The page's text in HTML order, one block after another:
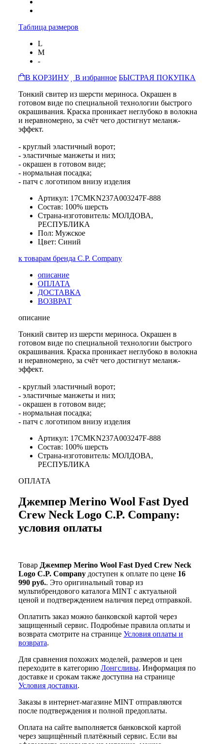
Таблица размеров
L
M
-
В КОРЗИНУ
В избранное БЫСТРАЯ ПОКУПКА
Тонкий свитер из шерсти мериноса. Окрашен в
готовом виде по специальной технологии быстрого
окрашивания. Краска проникает неглубоко в волокна
и неравномерно, за счёт чего достигнут меланж-
эффект.
- круглый эластичный ворот;
- эластичные манжеты и низ;
- окрашен в готовом виде;
- нормальная посадка;
- патч с логотипом внизу изделия
Артикул: 17CMKN237A003247F-888
Состав: 100% шерсть
Страна-изготовитель: МОЛДОВА,
РЕСПУБЛИКА
Пол: Мужское
Цвет: Синий
к товарам бренда C.P. Company
описание
ОПЛАТА
ДОСТАВКА
ВОЗВРАТ
описание
Тонкий свитер из шерсти мериноса. Окрашен в
готовом виде по специальной технологии быстрого
окрашивания. Краска проникает неглубоко в волокна
и неравномерно, за счёт чего достигнут меланж-
эффект.
- круглый эластичный ворот;
- эластичные манжеты и низ;
- окрашен в готовом виде;
- нормальная посадка;
- патч с логотипом внизу изделия
Артикул: 17CMKN237A003247F-888
Состав: 100% шерсть
Страна-изготовитель: МОЛДОВА,
РЕСПУБЛИКА
ОПЛАТА
Джемпер Merino Wool Fast Dyed
Crew Neck Logo C.P. Company:
условия оплаты
Товар Джемпер Merino Wool Fast Dyed Crew Neck
Logo C.P. Company доступен к оплате по цене 16
990 руб.. Это оригинальный товар из
мультибрендового каталога MINT с актуальной
ценой и подтверждением наличия перед отправкой.
Оплатить заказ можно банковской картой через
защищенный сервис. Подробные правила оплаты и
возврата смотрите на странице Условия оплаты и
возврата.
Для сравнения похожих моделей, размеров и цен
переходите в категорию Лонгсливы. Информация по
доставке и срокам также доступна на странице
Условия доставки.
Заказы в интернет-магазине MINT отправляются
после подтверждения и полной предоплаты.
Оплата на сайте выполняется банковской картой
через защищённый платёжный сервис. Если вы